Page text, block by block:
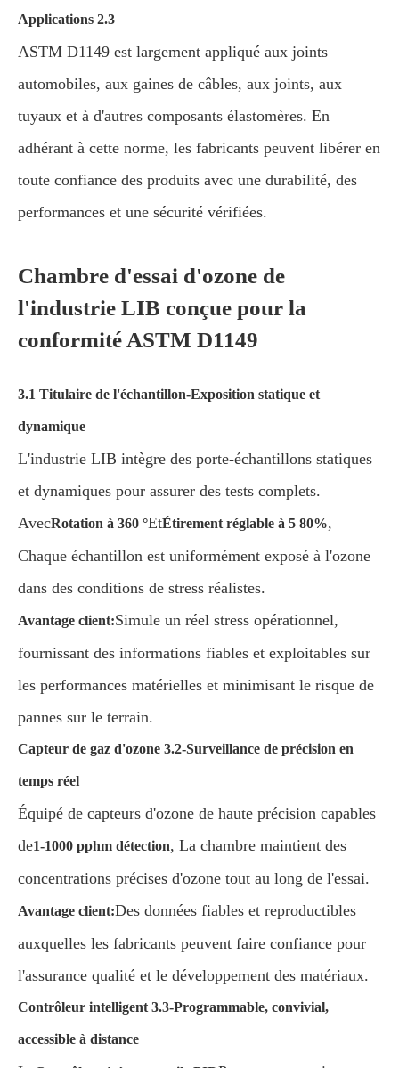
Applications 2.3
ASTM D1149 est largement appliqué aux joints
automobiles, aux gaines de câbles, aux joints, aux
tuyaux et à d'autres composants élastomères. En
adhérant à cette norme, les fabricants peuvent libérer en
toute confiance des produits avec une durabilité, des
performances et une sécurité vérifiées.
Chambre d'essai d'ozone de
l'industrie LIB conçue pour la
conformité ASTM D1149
3.1 Titulaire de l'échantillon-Exposition statique et
dynamique
L'industrie LIB intègre des porte-échantillons statiques
et dynamiques pour assurer des tests complets.
AvecRotation à 360 °EtÉtirement réglable à 5 80%,
Chaque échantillon est uniformément exposé à l'ozone
dans des conditions de stress réalistes.
Avantage client:Simule un réel stress opérationnel,
fournissant des informations fiables et exploitables sur
les performances matérielles et minimisant le risque de
pannes sur le terrain.
Capteur de gaz d'ozone 3.2-Surveillance de précision en
temps réel
Équipé de capteurs d'ozone de haute précision capables
de1-1000 pphm détection, La chambre maintient des
concentrations précises d'ozone tout au long de l'essai.
Avantage client:Des données fiables et reproductibles
auxquelles les fabricants peuvent faire confiance pour
l'assurance qualité et le développement des matériaux.
Contrôleur intelligent 3.3-Programmable, convivial,
accessible à distance